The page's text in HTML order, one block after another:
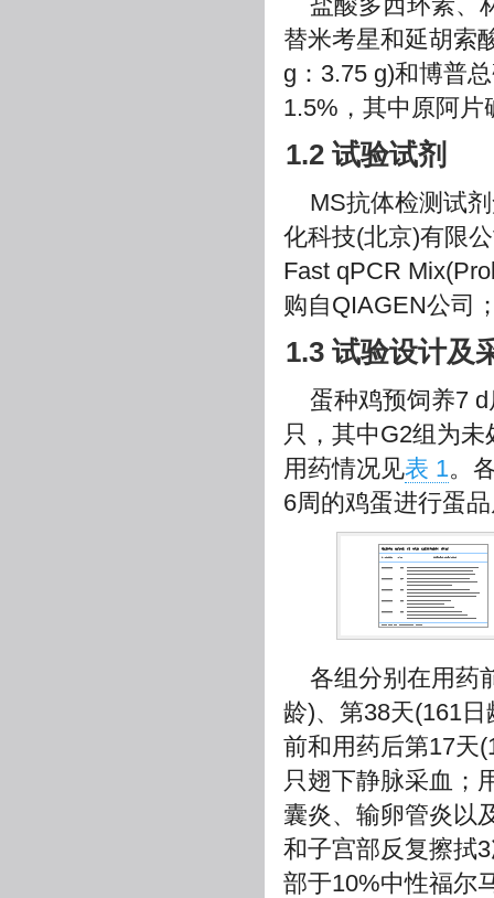
替米考星和延胡索
g：3.75 g)和博普
1.5%，其中原阿
1.2 试验试剂
MS抗体检测试
化科技(北京)有限
Fast qPCR
购自QIAGEN公司
1.3 试验设计及
蛋种鸡预饲养7
只，其中G2组为
用药情况见表 1。
6周的鸡蛋进行蛋
各组分别在用药
龄)、第38天(161
前和用药后第17天
只翅下静脉采血；
囊炎、输卵管炎以
和子宫部反复擦拭
部于10%中性福尔